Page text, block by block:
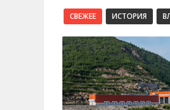
СВЕЖЕЕ ИСТОРИЯ